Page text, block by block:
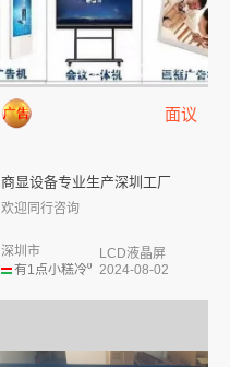
面议
商显设备专业生产深圳工厂
欢迎同行咨询
有1点小糕冷⁰
深圳市
LCD液晶屏
2024-08-02